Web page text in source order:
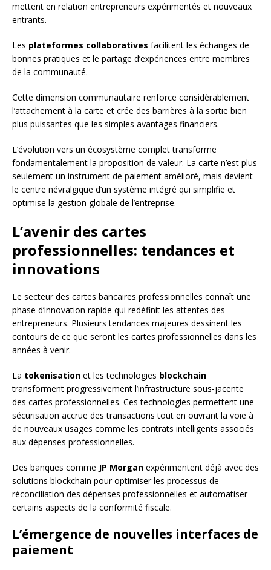
mettent en relation entrepreneurs expérimentés et nouveaux
entrants.
Les plateformes collaboratives facilitent les échanges de
bonnes pratiques et le partage d’expériences entre membres
de la communauté.
Cette dimension communautaire renforce considérablement
l’attachement à la carte et crée des barrières à la sortie bien
plus puissantes que les simples avantages financiers.
L’évolution vers un écosystème complet transforme
fondamentalement la proposition de valeur. La carte n’est plus
seulement un instrument de paiement amélioré, mais devient
le centre névralgique d’un système intégré qui simplifie et
optimise la gestion globale de l’entreprise.
L’avenir des cartes
professionnelles: tendances et
innovations
Le secteur des cartes bancaires professionnelles connaît une
phase d’innovation rapide qui redéfinit les attentes des
entrepreneurs. Plusieurs tendances majeures dessinent les
contours de ce que seront les cartes professionnelles dans les
années à venir.
La tokenisation et les technologies blockchain
transforment progressivement l’infrastructure sous-jacente
des cartes professionnelles. Ces technologies permettent une
sécurisation accrue des transactions tout en ouvrant la voie à
de nouveaux usages comme les contrats intelligents associés
aux dépenses professionnelles.
Des banques comme JP Morgan expérimentent déjà avec des
solutions blockchain pour optimiser les processus de
réconciliation des dépenses professionnelles et automatiser
certains aspects de la conformité fiscale.
L’émergence de nouvelles interfaces de
paiement